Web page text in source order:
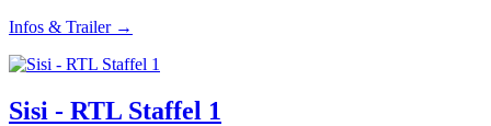
Infos & Trailer →
Sisi - RTL Staffel 1